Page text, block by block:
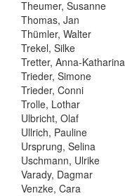
Theumer, Susanne
Thomas, Jan
Thümler, Walter
Trekel, Silke
Tretter, Anna-Katharina
Trieder, Simone
Trieder, Conni
Trolle, Lothar
Ulbricht, Olaf
Ullrich, Pauline
Ursprung, Selina
Uschmann, Ulrike
Varady, Dagmar
Venzke, Cara